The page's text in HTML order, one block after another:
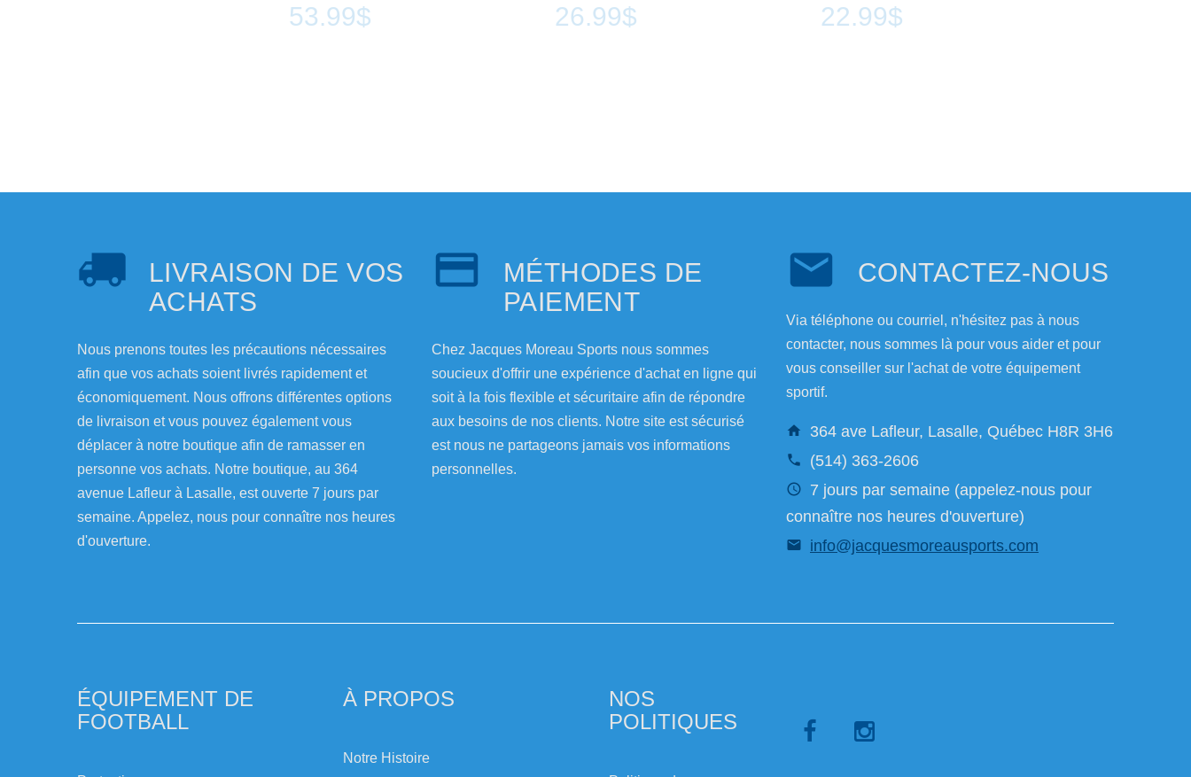
53.99$ 26.99$ 22.99$
LIVRAISON DE VOS
ACHATS
Nous prenons toutes les précautions nécessaires
afin que vos achats soient livrés rapidement et
économiquement. Nous offrons différentes options
de livraison et vous pouvez également vous
déplacer à notre boutique afin de ramasser en
personne vos achats. Notre boutique, au 364
avenue Lafleur à Lasalle, est ouverte 7 jours par
semaine. Appelez, nous pour connaître nos heures
d'ouverture.
MÉTHODES DE
PAIEMENT
Chez Jacques Moreau Sports nous sommes
soucieux d'offrir une expérience d'achat en ligne qui
soit à la fois flexible et sécuritaire afin de répondre
aux besoins de nos clients. Notre site est sécurisé
est nous ne partageons jamais vos informations
personnelles.
CONTACTEZ-NOUS
Via téléphone ou courriel, n'hésitez pas à nous
contacter, nous sommes là pour vous aider et pour
vous conseiller sur l'achat de votre équipement
sportif.
364 ave Lafleur, Lasalle, Québec H8R 3H6
(514) 363-2606
7 jours par semaine (appelez-nous pour
connaître nos heures d'ouverture)
info@jacquesmoreausports.com
ÉQUIPEMENT DE
FOOTBALL
À PROPOS
Notre Histoire
NOS
POLITIQUES